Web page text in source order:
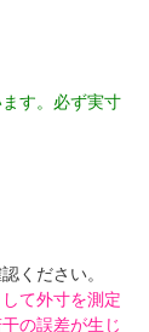
す。必ず実寸
ください。
て外寸を測定
の誤差が生じ